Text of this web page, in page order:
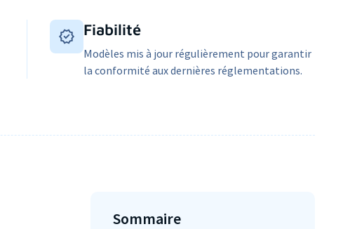
Fiabilité
Modèles mis à jour régulièrement pour garantir
la conformité aux dernières réglementations.
Sommaire